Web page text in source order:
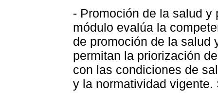
- Promoción de la salud y
módulo evalúa la
de promoción de la salud
permitan la priorización
con las condiciones de
y la normatividad